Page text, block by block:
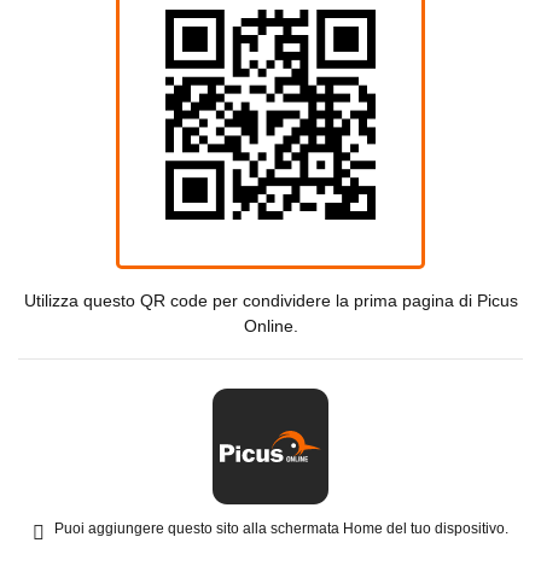
Utilizza questo QR code per condividere la prima pagina di Picus
Online.
Puoi aggiungere questo sito alla schermata Home del tuo dispositivo.